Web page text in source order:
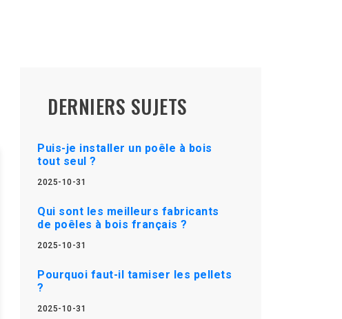
DERNIERS SUJETS
Puis-je installer un poêle à bois
tout seul ?
2025-10-31
Qui sont les meilleurs fabricants
de poêles à bois français ?
2025-10-31
Pourquoi faut-il tamiser les pellets
?
2025-10-31